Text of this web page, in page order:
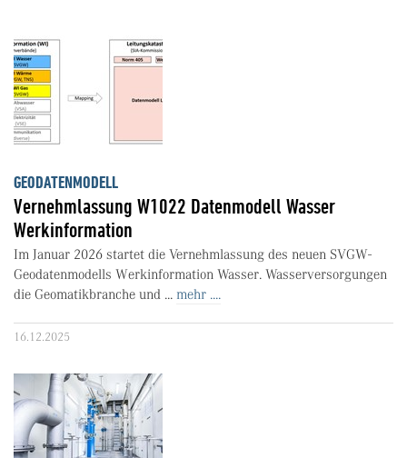
GEODATENMODELL
Vernehmlassung W1022 Datenmodell Wasser
Werkinformation
Im Januar 2026 startet die Vernehmlassung des neuen SVGW-
Geodatenmodells Werkinformation Wasser. Wasserversorgungen
die Geomatikbranche und ... mehr ....
16.12.2025